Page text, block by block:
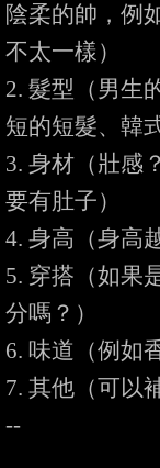
陰柔的帥，例
不太一樣）
2. 髮型（男生
短的短髮、韓
3. 身材（壯感
要有肚子）
4. 身高（身高
5. 穿搭（如果
分嗎？）
6. 味道（例如
7. 其他（可以